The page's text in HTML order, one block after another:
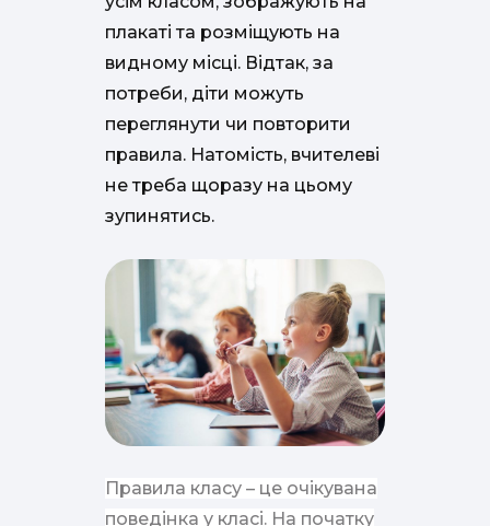
плакаті та розміщують на
видному місці. Відтак, за
потреби, діти можуть
переглянути чи повторити
правила. Натомість, вчителеві
не треба щоразу на цьому
зупинятись.
Правила класу – це очікувана
поведінка у класі. На початку